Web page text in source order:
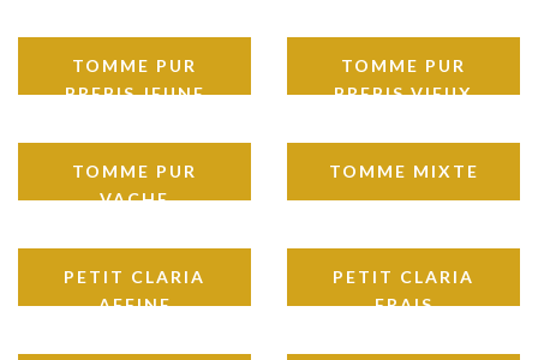
TOMME PUR
BREBIS JEUNE
TOMME PUR
BREBIS VIEUX
TOMME PUR
VACHE
TOMME MIXTE
PETIT CLARIA
AFFINE
PETIT CLARIA
FRAIS